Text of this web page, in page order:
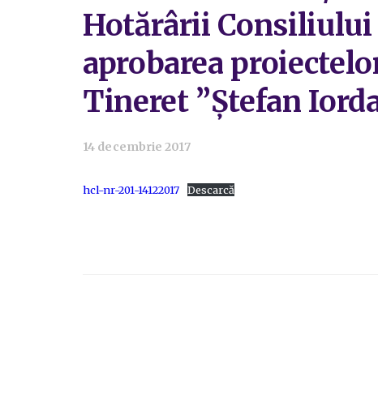
Hotărârii Consiliului
aprobarea
Tineret ”Ștefan
14 decembrie 2017
hcl-nr-201-14122017 Descarcă